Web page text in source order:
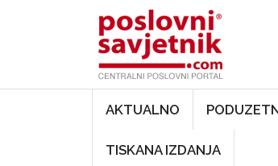
AKTUALNO
TISKANA IZDANJA